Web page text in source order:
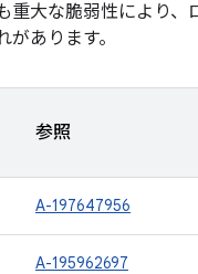
重大な脆弱性により
あります。
参照
A-197647956
A-195962697